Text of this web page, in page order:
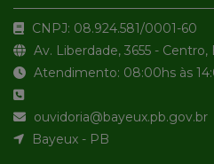
CNPJ: 08.924.581/0001-60
Av. Liberdade, 3655 -
Atendimento: 08:00hs às
ouvidoria@bayeux.pb.gov.br
Bayeux - PB